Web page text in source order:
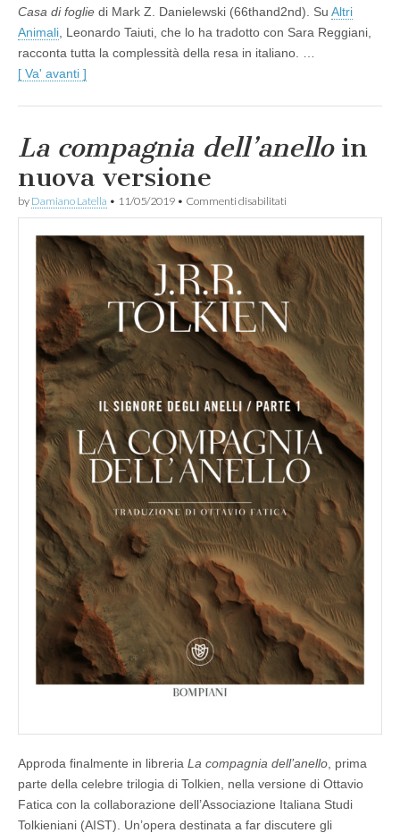
Casa di foglie di Mark Z. Danielewski (66thand2nd). Su Altri
Animali , Leonardo Taiuti, che lo ha tradotto con Sara Reggiani,
racconta tutta la complessità della resa in italiano. …
[ Va' avanti ]
La compagnia dell’anelloin
nuova versione
by Damiano Latella • 11/05/2019 • Commenti disabilitati
L
c
o
p
a
g
n
i
a
e
l
l
’
a
n
e
o
nuova
versione
Approda finalmente in libreria La compagnia dell’anello , prima
parte della celebre trilogia di Tolkien, nella versione di Ottavio
Fatica con la collaborazione dell’Associazione Italiana Studi
Tolkieniani (AIST). Un’opera destinata a far discutere gli